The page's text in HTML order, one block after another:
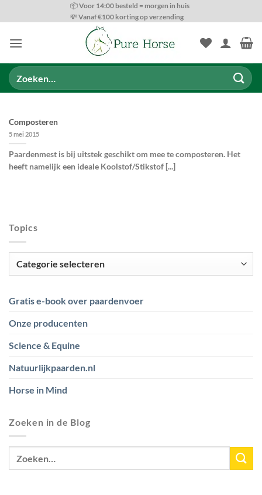
naar
📦 Voor 14:00 besteld = morgen in huis
💸 Vanaf €100 korting op verzending
Zoeken
naar:
Composteren
5 mei 2015
Paardenmest is bij uitstek geschikt om mee te composteren. Het
heeft namelijk een ideale Koolstof/Stikstof [...]
Topics
Gratis e-book over paardenvoer
Onze producenten
Science & Equine
Natuurlijkpaarden.nl
Horse in Mind
Zoeken in de Blog